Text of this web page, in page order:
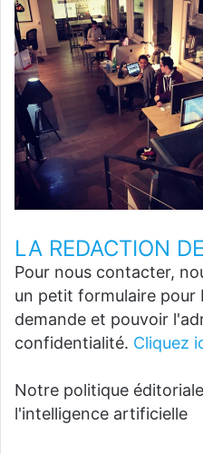
LA REDACTION
Pour nous contacter,
un petit formulaire pour
demande et pouvoir
confidentialité. Cliquez
Notre politique
l'intelligence artificielle